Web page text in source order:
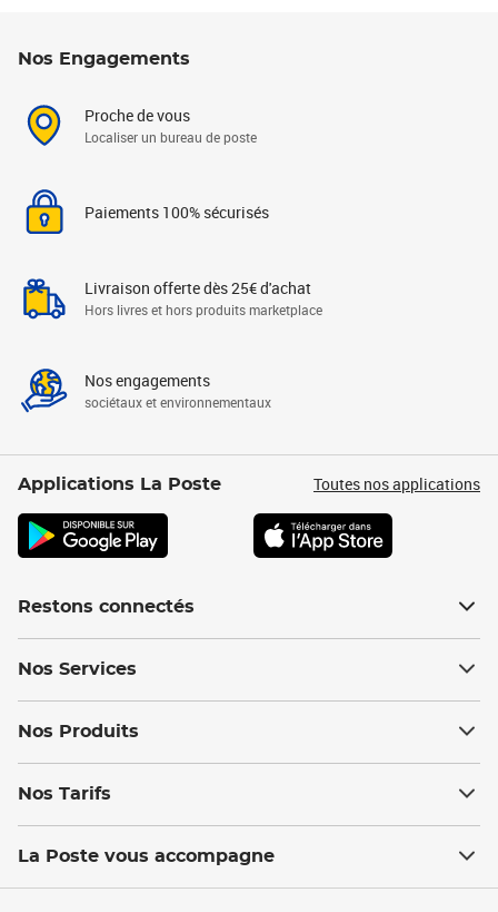
Nos Engagements
Proche de vous
Localiser un bureau de poste
Paiements 100% sécurisés
Livraison offerte dès 25€ d'achat
Hors livres et hors produits marketplace
Nos engagements
sociétaux et environnementaux
Applications La Poste Toutes nos applications
Restons connectés
Nos Services
Nos Produits
Nos Tarifs
La Poste vous accompagne